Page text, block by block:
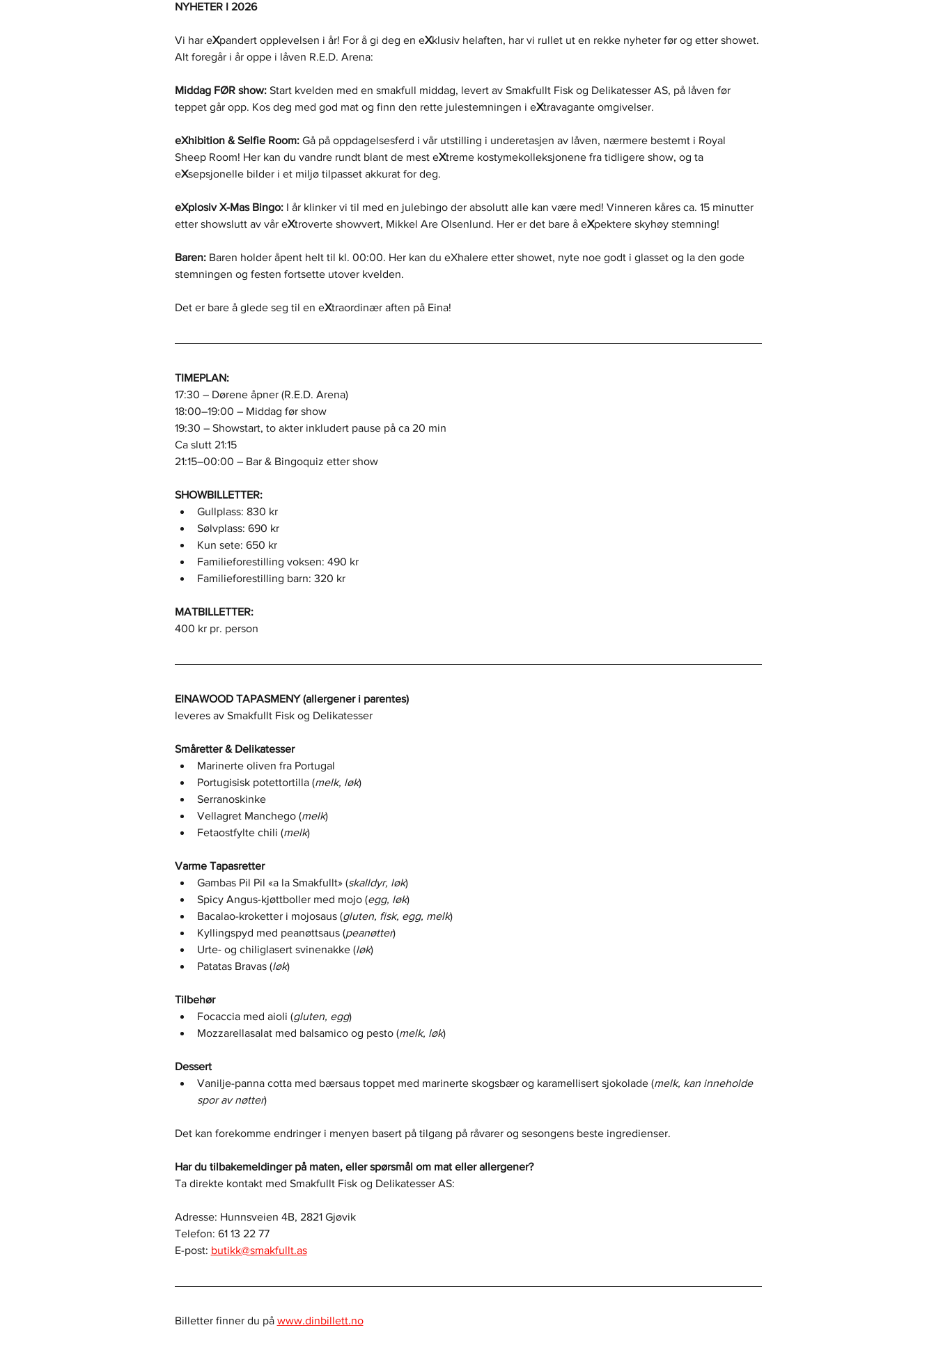
NYHETER I 2026
Vi har eXpandert opplevelsen i år! For å gi deg en eXklusiv helaften, har vi rullet ut en rekke nyheter før og etter showet.
Alt foregår i år oppe i låven R.E.D. Arena:
Middag FØR show: Start kvelden med en smakfull middag, levert av Smakfullt Fisk og Delikatesser AS, på låven før
teppet går opp. Kos deg med god mat og finn den rette julestemningen i eXtravagante omgivelser.
eXhibition & Selfie Room: Gå på oppdagelsesferd i vår utstilling i underetasjen av låven, nærmere bestemt i Royal
Sheep Room! Her kan du vandre rundt blant de mest eXtreme kostymekolleksjonene fra tidligere show, og ta
eXsepsjonelle bilder i et miljø tilpasset akkurat for deg.
eXplosiv X-Mas Bingo: I år klinker vi til med en julebingo der absolutt alle kan være med! Vinneren kåres ca. 15 minutter
etter showslutt av vår eXtroverte showvert, Mikkel Are Olsenlund. Her er det bare å eXpektere skyhøy stemning!
Baren: Baren holder åpent helt til kl. 00:00. Her kan du eXhalere etter showet, nyte noe godt i glasset og la den gode
stemningen og festen fortsette utover kvelden.
Det er bare å glede seg til en eXtraordinær aften på Eina!
TIMEPLAN:
17:30 – Dørene åpner (R.E.D. Arena)
18:00–19:00 – Middag før show
19:30 – Showstart, to akter inkludert pause på ca 20 min
Ca slutt 21:15
21:15–00:00 – Bar & Bingoquiz etter show
SHOWBILLETTER:
Gullplass: 830 kr
Sølvplass: 690 kr
Kun sete: 650 kr
Familieforestilling voksen: 490 kr
Familieforestilling barn: 320 kr
MATBILLETTER:
400 kr pr. person
EINAWOOD TAPASMENY (allergener i parentes)
leveres av Smakfullt Fisk og Delikatesser
Småretter & Delikatesser
Marinerte oliven fra Portugal
Portugisisk potettortilla (melk, løk)
Serranoskinke
Vellagret Manchego (melk)
Fetaostfylte chili (melk)
Varme Tapasretter
Gambas Pil Pil «a la Smakfullt» (skalldyr, løk)
Spicy Angus-kjøttboller med mojo (egg, løk)
Bacalao-kroketter i mojosaus (gluten, fisk, egg, melk)
Kyllingspyd med peanøttsaus (peanøtter)
Urte- og chiliglasert svinenakke (løk)
Patatas Bravas (løk)
Tilbehør
Focaccia med aioli (gluten, egg)
Mozzarellasalat med balsamico og pesto (melk, løk)
Dessert
Vanilje-panna cotta med bærsaus toppet med marinerte skogsbær og karamellisert sjokolade (melk, kan inneholde
spor av nøtter)
Det kan forekomme endringer i menyen basert på tilgang på råvarer og sesongens beste ingredienser.
Har du tilbakemeldinger på maten, eller spørsmål om mat eller allergener?
Ta direkte kontakt med Smakfullt Fisk og Delikatesser AS:
Adresse: Hunnsveien 4B, 2821 Gjøvik
Telefon: 61 13 22 77
E-post: butikk@smakfullt.as
Billetter finner du på www.dinbillett.no